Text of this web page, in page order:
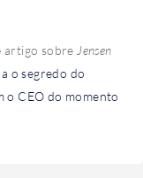
artigo sobre Jensen
o segredo do
o CEO do momento